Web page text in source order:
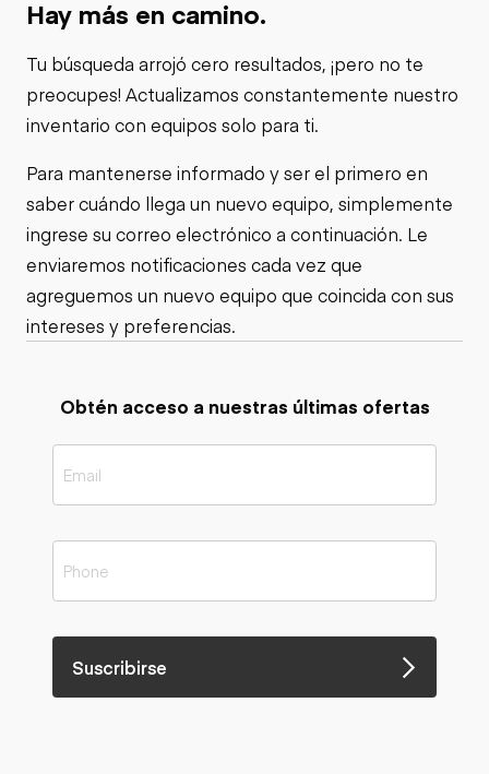
Hay más en camino.
Tu búsqueda arrojó cero resultados, ¡pero no te
preocupes! Actualizamos constantemente nuestro
inventario con equipos solo para ti.
Para mantenerse informado y ser el primero en
saber cuándo llega un nuevo equipo, simplemente
ingrese su correo electrónico a continuación. Le
enviaremos notificaciones cada vez que
agreguemos un nuevo equipo que coincida con sus
intereses y preferencias.
Obtén acceso a nuestras últimas ofertas
Suscribirse